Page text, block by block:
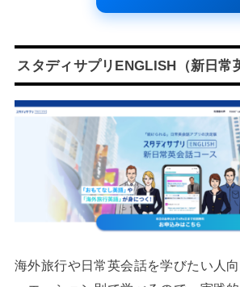
スタディサプリENGLISH（新日常
海外旅行や日常英会話を学びたい人